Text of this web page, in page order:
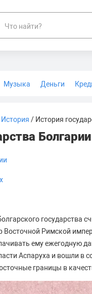
Что найти?
Музыка Деньги
История / История
Болгарии
государства
Восточной Римской
ему ежегодную
Аспаруха и вошли в
границы в